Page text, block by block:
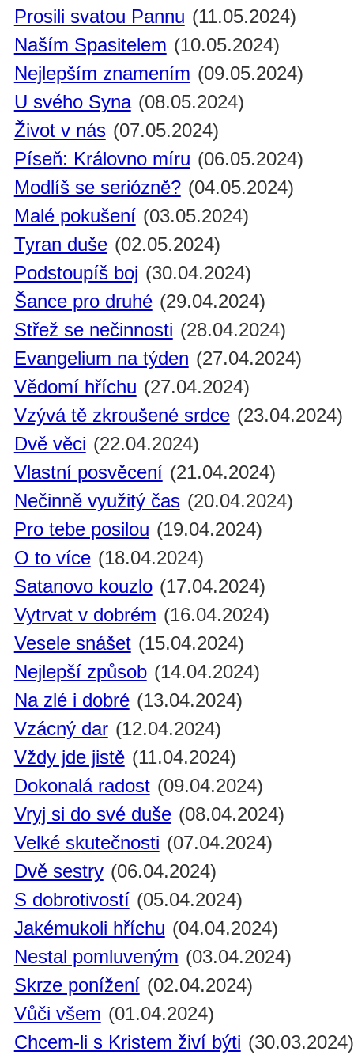
Prosili svatou Pannu (11.05.2024)
Naším Spasitelem (10.05.2024)
Nejlepším znamením (09.05.2024)
U svého Syna (08.05.2024)
Život v nás (07.05.2024)
Píseň: Královno míru (06.05.2024)
Modlíš se seriózně? (04.05.2024)
Malé pokušení (03.05.2024)
Tyran duše (02.05.2024)
Podstoupíš boj (30.04.2024)
Šance pro druhé (29.04.2024)
Střež se nečinnosti (28.04.2024)
Evangelium na týden (27.04.2024)
Vědomí hříchu (27.04.2024)
Vzývá tě zkroušené srdce (23.04.2024)
Dvě věci (22.04.2024)
Vlastní posvěcení (21.04.2024)
Nečinně využitý čas (20.04.2024)
Pro tebe posilou (19.04.2024)
O to více (18.04.2024)
Satanovo kouzlo (17.04.2024)
Vytrvat v dobrém (16.04.2024)
Vesele snášet (15.04.2024)
Nejlepší způsob (14.04.2024)
Na zlé i dobré (13.04.2024)
Vzácný dar (12.04.2024)
Vždy jde jistě (11.04.2024)
Dokonalá radost (09.04.2024)
Vryj si do své duše (08.04.2024)
Velké skutečnosti (07.04.2024)
Dvě sestry (06.04.2024)
S dobrotivostí (05.04.2024)
Jakémukoli hříchu (04.04.2024)
Nestal pomluveným (03.04.2024)
Skrze ponížení (02.04.2024)
Vůči všem (01.04.2024)
Chcem-li s Kristem živí býti (30.03.2024)